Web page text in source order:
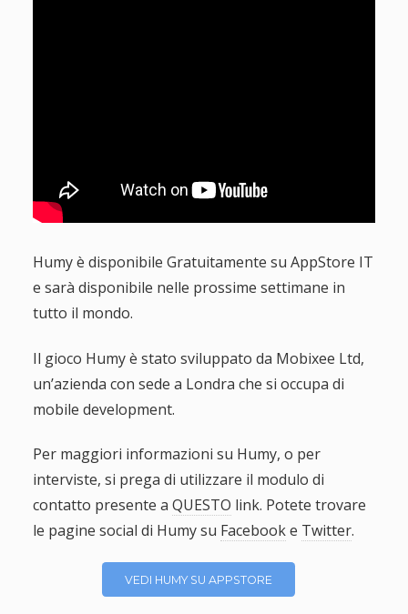
Humy è disponibile Gratuitamente su AppStore IT
e sarà disponibile nelle prossime settimane in
tutto il mondo.
Il gioco Humy è stato sviluppato da Mobixee Ltd,
un’azienda con sede a Londra che si occupa di
mobile development.
Per maggiori informazioni su Humy, o per
interviste, si prega di utilizzare il modulo di
contatto presente a QUESTO link. Potete trovare
le pagine social di Humy su Facebooke Twitter.
VEDI HUMY SU APPSTORE